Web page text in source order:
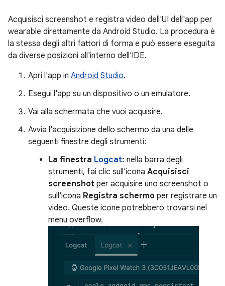
Acquisisci screenshot e registra video dell'UI dell'app per
wearable direttamente da Android Studio. La procedura è
la stessa degli altri fattori di forma e può essere eseguita
da diverse posizioni all'interno dell'IDE.
Apri l'app in Android Studio.
Esegui l'app su un dispositivo o un emulatore.
Vai alla schermata che vuoi acquisire.
Avvia l'acquisizione dello schermo da una delle
seguenti finestre degli strumenti:
La finestra Logcat: nella barra degli
strumenti, fai clic sull'icona Acquisisci
screenshot per acquisire uno screenshot o
sull'icona Registra schermo per registrare un
video. Queste icone potrebbero trovarsi nel
menu overflow.